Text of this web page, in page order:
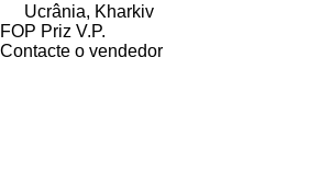
Ucrânia, Kharkiv
FOP Priz V.P.
Contacte o vendedor